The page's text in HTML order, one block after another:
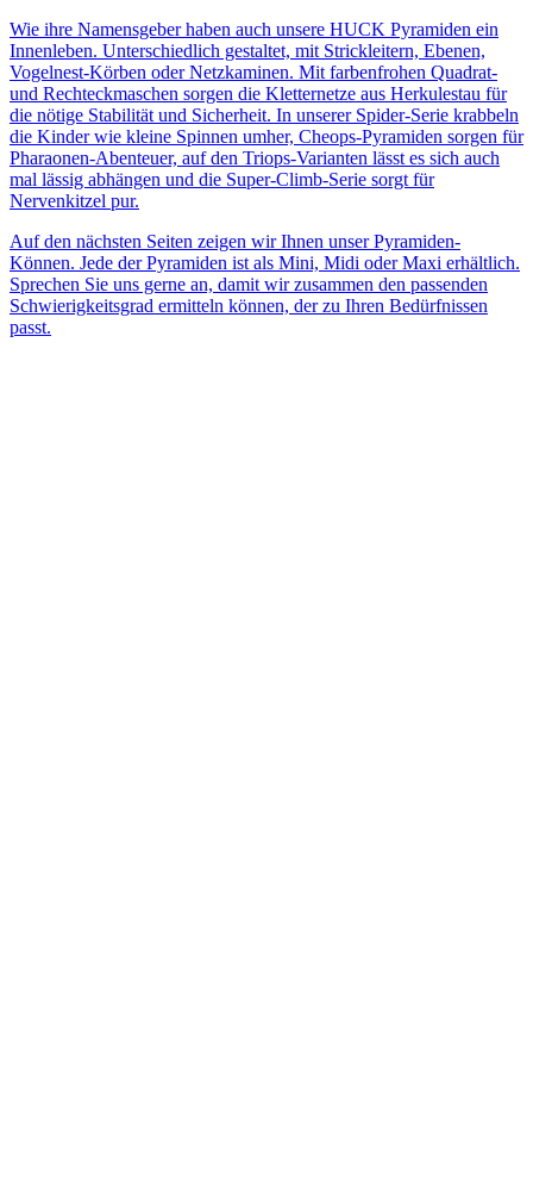
Wie ihre Namensgeber haben auch unsere HUCK Pyramiden ein
Innenleben. Unterschiedlich gestaltet, mit Strickleitern, Ebenen,
Vogelnest-Körben oder Netzkaminen. Mit farbenfrohen Quadrat-
und Rechteckmaschen sorgen die Kletternetze aus Herkulestau für
die nötige Stabilität und Sicherheit. In unserer Spider-Serie krabbeln
die Kinder wie kleine Spinnen umher, Cheops-Pyramiden sorgen für
Pharaonen-Abenteuer, auf den Triops-Varianten lässt es sich auch
mal lässig abhängen und die Super-Climb-Serie sorgt für
Nervenkitzel pur.
Auf den nächsten Seiten zeigen wir Ihnen unser Pyramiden-
Können. Jede der Pyramiden ist als Mini, Midi oder Maxi erhältlich.
Sprechen Sie uns gerne an, damit wir zusammen den passenden
Schwierigkeitsgrad ermitteln können, der zu Ihren Bedürfnissen
passt.